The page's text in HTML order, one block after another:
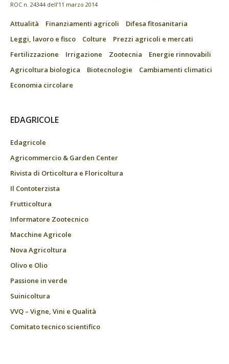
ROC n. 24344 dell’11 marzo 2014
Attualità Finanziamenti agricoli
Difesa fitosanitaria
Leggi, lavoro e fisco
Colture
Prezzi agricoli e mercati
Fertilizzazione
Irrigazione Zootecnia
Energie rinnovabili
Agricoltura biologica
Biotecnologie
Cambiamenti climatici
Economia circolare
EDAGRICOLE
Edagricole
Agricommercio & Garden Center
Rivista di Orticoltura e Floricoltura
Il Contoterzista
Frutticoltura
Informatore Zootecnico
Macchine Agricole
Nova Agricoltura
Olivo e Olio
Passione in verde
Suinicoltura
VVQ – Vigne, Vini e Qualità
Comitato tecnico scientifico